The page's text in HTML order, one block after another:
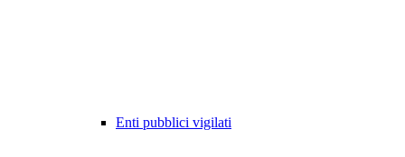
Enti pubblici vigilati